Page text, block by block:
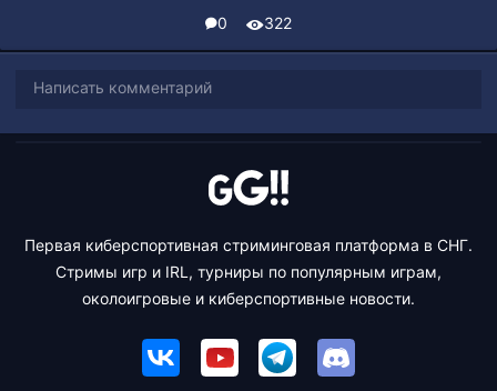
0
322
Написать комментарий
Первая киберспортивная стриминговая платформа в СНГ.
Стримы игр и IRL, турниры по популярным играм,
околоигровые и киберспортивные новости.